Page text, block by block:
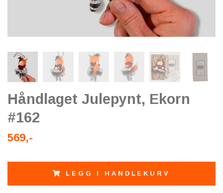
Håndlaget Julepynt, Ekorn
#162
569,-
LEGG I HANDLEKURV